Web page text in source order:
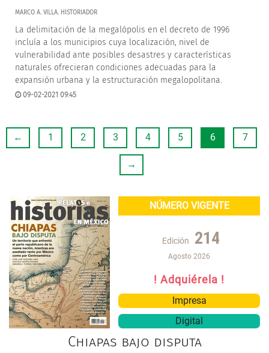
MARCO A. VILLA. HISTORIADOR
La delimitación de la megalópolis en el decreto de 1996
incluía a los municipios cuya localización, nivel de
vulnerabilidad ante posibles desastres y características
naturales ofrecieran condiciones adecuadas para la
expansión urbana y la estructuración megalopolitana.
09-02-2021 09:45
← 1 2 3 4 5 6 7
→
NÚMERO VIGENTE
Edición 214
Agosto 2026
! Adquiérela !
Impresa
Digital
Chiapas bajo disputa